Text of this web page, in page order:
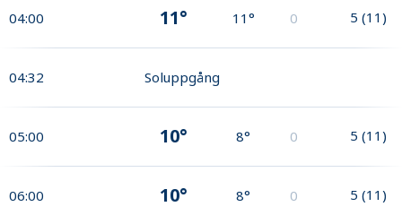
04:00 11° 11° 0 5 (11)
04:32 Soluppgång
05:00 10° 8° 0 5 (11)
06:00 10° 8° 0 5 (11)